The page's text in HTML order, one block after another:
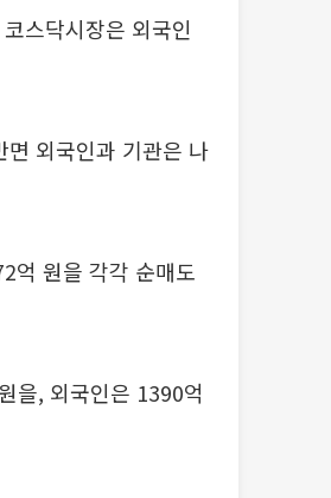
스닥시장은 외국인
외국인과 기관은 나
억 원을 각각 순매도
을, 외국인은 1390억